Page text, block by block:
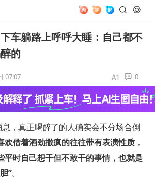
车躺路上呼呼大睡：自己都不
的
07:07 0
，真正喝醉了的人确实会不分场合倒
欢借着酒劲撒疯的往往带有表演性质，
平时自己想干但不敢干的事情，也就是
”。